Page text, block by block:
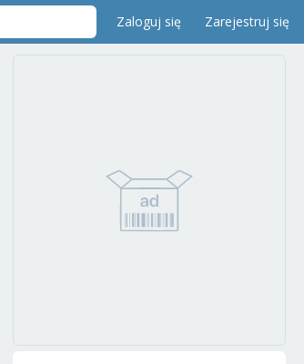
Zaloguj się Zarejestruj się